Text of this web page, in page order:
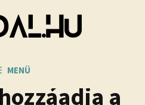
MENÜ
a